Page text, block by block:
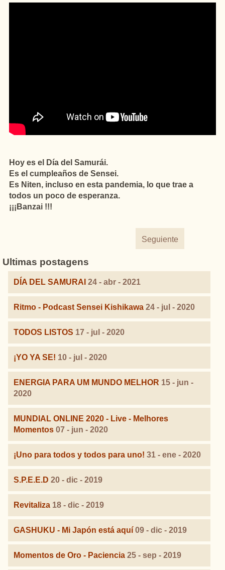
Hoy es el Día del Samurái.
Es el cumpleaños de Sensei.
Es Niten, incluso en esta pandemia, lo que trae a
todos un poco de esperanza.
¡¡¡Banzai !!!
Seguiente
Ultimas postagens
DÍA DEL SAMURAI 24 - abr - 2021
Ritmo - Podcast Sensei Kishikawa 24 - jul - 2020
TODOS LISTOS 17 - jul - 2020
¡YO YA SE! 10 - jul - 2020
ENERGIA PARA UM MUNDO MELHOR 15 - jun -
2020
MUNDIAL ONLINE 2020 - Live - Melhores
Momentos 07 - jun - 2020
¡Uno para todos y todos para uno! 31 - ene - 2020
S.P.E.E.D 20 - dic - 2019
Revitaliza 18 - dic - 2019
GASHUKU - Mi Japón está aquí 09 - dic - 2019
Momentos de Oro - Paciencia 25 - sep - 2019